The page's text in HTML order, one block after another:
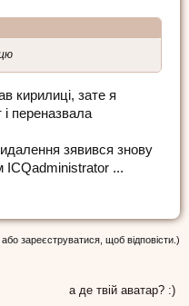
кирилиці, зате я
і переназвала
зявився знову
ICQadministrator ...
або зареєструватися, щоб відповісти.)
а де твій аватар? :)